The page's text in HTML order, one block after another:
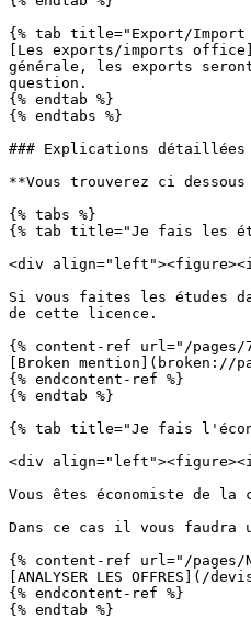
{% tab title="Export/
[Les exports/imports
générale, les exports
question.
{% endtab %}
{% endtabs %}
### Explications
**Vous trouverez ci
{% tabs %}
{% tab title="Je fais les
<div
Si vous faites les études
de cette licence.
{% content-ref url="/pages/
[Broken mention](broken://
{% endcontent-ref %}
{% endtab %}
{% tab title="Je fais
<div
Vous êtes économiste de
Dans ce cas il vous
{% content-ref url="/pages/
[ANALYSER LES OFFRES](/
{% endcontent-ref %}
{% endtab %}